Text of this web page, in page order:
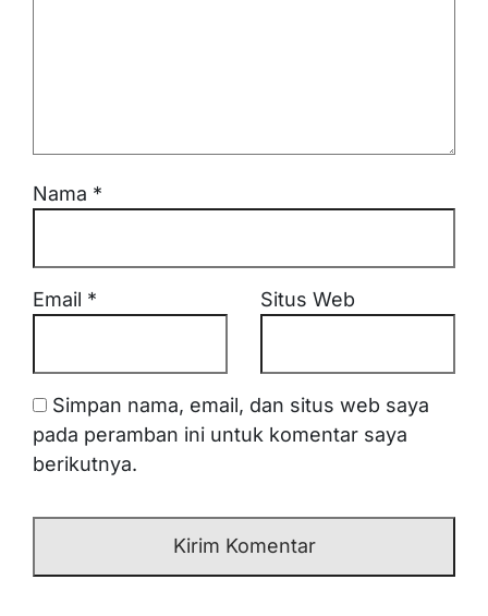
Nama *
Email * Situs Web
Simpan nama, email, dan situs web saya
pada peramban ini untuk komentar saya
berikutnya.